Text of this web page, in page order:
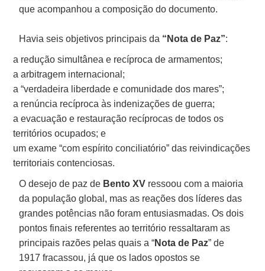
que acompanhou a composição do documento.
Havia seis objetivos principais da “Nota de Paz”:
a redução simultânea e recíproca de armamentos;
a arbitragem internacional;
a “verdadeira liberdade e comunidade dos mares”;
a renúncia recíproca às indenizações de guerra;
a evacuação e restauração recíprocas de todos os
territórios ocupados; e
um exame “com espírito conciliatório” das reivindicações
territoriais contenciosas.
O desejo de paz de Bento XV ressoou com a maioria
da população global, mas as reações dos líderes das
grandes potências não foram entusiasmadas. Os dois
pontos finais referentes ao território ressaltaram as
principais razões pelas quais a “Nota de Paz” de
1917 fracassou, já que os lados opostos se